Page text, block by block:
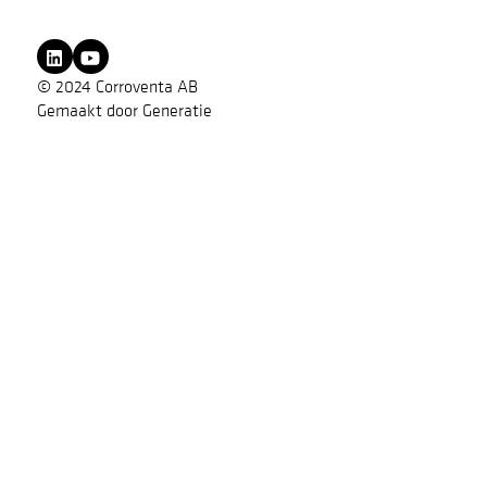
© 2024 Corroventa AB
Gemaakt door Generatie